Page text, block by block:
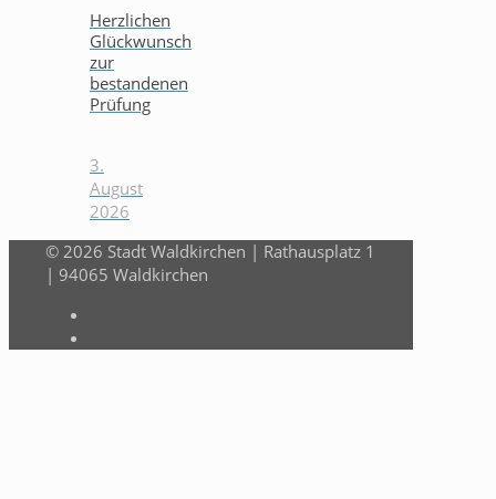
Herzlichen
Glückwunsch
zur
bestandenen
Prüfung
3.
August
2026
© 2026 Stadt Waldkirchen | Rathausplatz 1
| 94065 Waldkirchen